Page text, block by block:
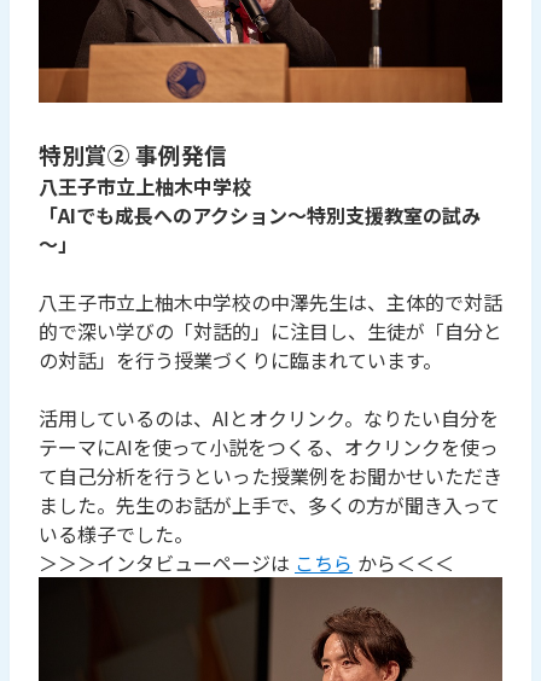
特別賞② 事例発信
八王子市立上柚木中学校
「AIでも成長へのアクション～特別支援教室の試み
～」
八王子市立上柚木中学校の中澤先生は、主体的で対話
的で深い学びの「対話的」に注目し、生徒が「自分と
の対話」を行う授業づくりに臨まれています。
活用しているのは、AIとオクリンク。なりたい自分を
テーマにAIを使って小説をつくる、オクリンクを使っ
て自己分析を行うといった授業例をお聞かせいただき
ました。先生のお話が上手で、多くの方が聞き入って
いる様子でした。
＞＞＞インタビューページは こちら から＜＜＜